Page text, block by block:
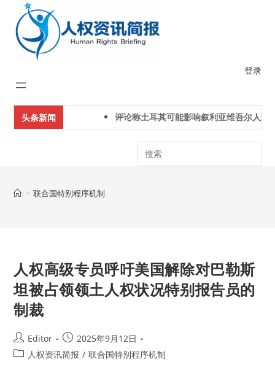
content
登录
头条新闻 评论称土耳其可能影响叙利亚维吾尔人下一
Search
> 联合国特别程序机制
人权高级专员呼吁美国解除对巴勒斯
坦被占领领土人权状况特别报告员的
制裁
Post
author:
Editor
Post
published:
2025年9月12日
Post人权资讯简报 / 联合国特别程序机制